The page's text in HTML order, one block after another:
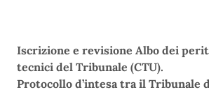
Iscrizione e revisione Albo dei
tecnici del Tribunale (CTU).
Protocollo d’intesa tra il Tribunale